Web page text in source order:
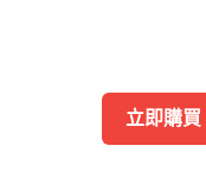
立即購買